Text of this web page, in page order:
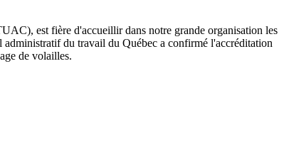
est fière d'accueillir dans notre grande organisation les
du travail du Québec a confirmé l'accréditation
de volailles.